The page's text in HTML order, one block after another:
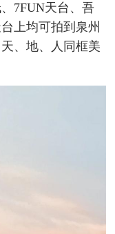
7FUN天台、吾
上均可拍到泉州
、地、人同框美